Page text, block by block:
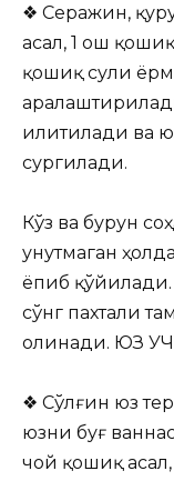
❖ Серажин,
асал, 1 ош
қошиқ сули
илитилади ва
сургилади.
Кўз ва бурун
унутмаган
ёпиб
сўнг пахтали
олинади. ЮЗ
❖ Сўлғин юз
юзни буғ
чой қошиқ асал,